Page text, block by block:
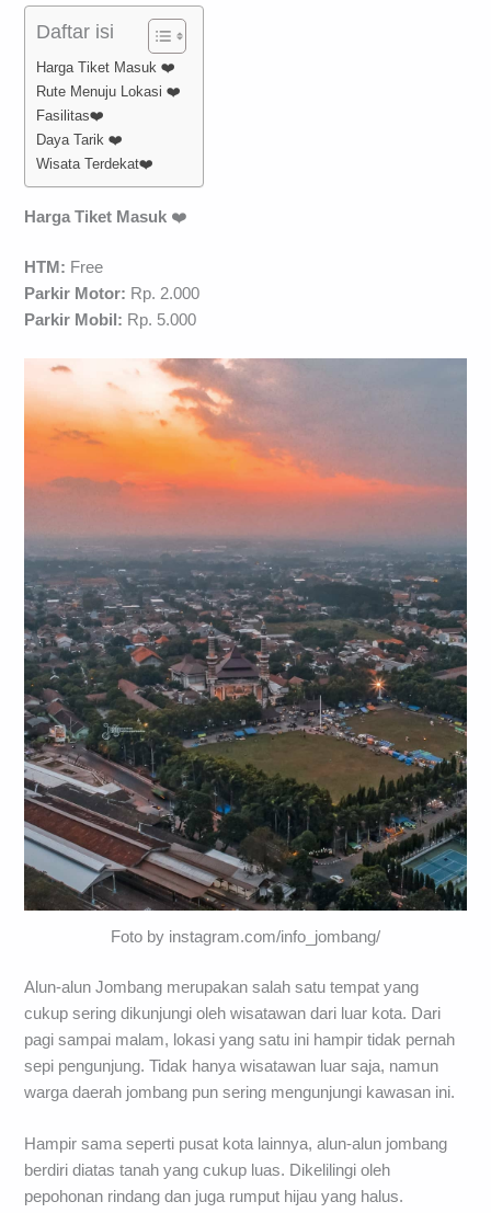
Daftar isi
Harga Tiket Masuk ❤️
Rute Menuju Lokasi ❤️
Fasilitas❤️
Daya Tarik ❤️
Wisata Terdekat❤️
Harga Tiket Masuk ❤️
HTM: Free
Parkir Motor: Rp. 2.000
Parkir Mobil: Rp. 5.000
Foto by instagram.com/info_jombang/
Alun-alun Jombang merupakan salah satu tempat yang
cukup sering dikunjungi oleh wisatawan dari luar kota. Dari
pagi sampai malam, lokasi yang satu ini hampir tidak pernah
sepi pengunjung. Tidak hanya wisatawan luar saja, namun
warga daerah jombang pun sering mengunjungi kawasan ini.
Hampir sama seperti pusat kota lainnya, alun-alun jombang
berdiri diatas tanah yang cukup luas. Dikelilingi oleh
pepohonan rindang dan juga rumput hijau yang halus.